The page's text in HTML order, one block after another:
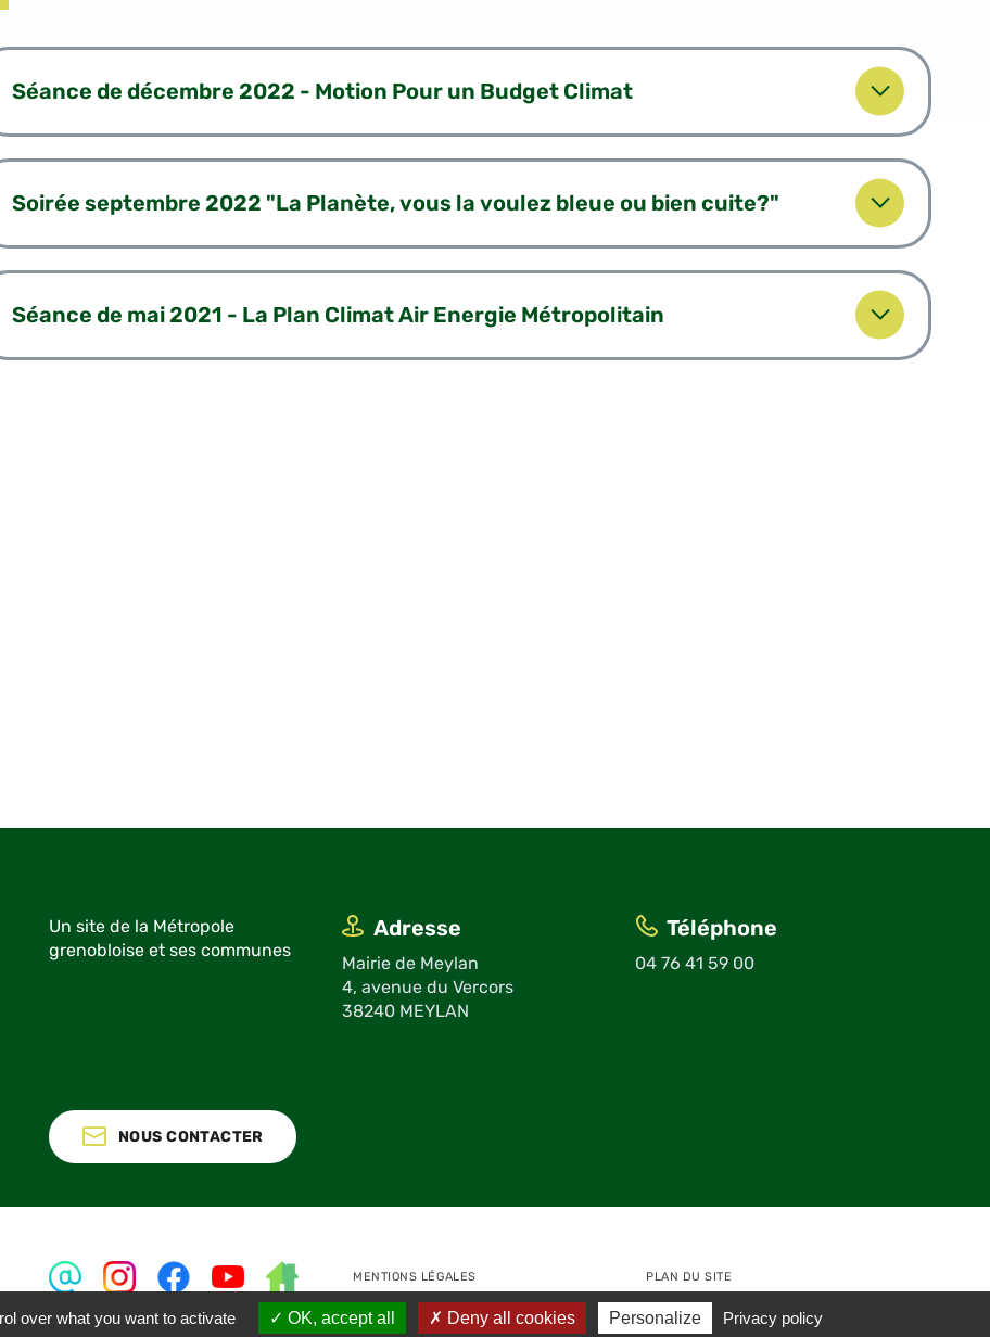
Séance de décembre 2022 - Motion Pour un Budget Climat
Soirée septembre 2022 "La Planète, vous la voulez bleue ou bien cuite?"
Séance de mai 2021 - La Plan Climat Air Energie Métropolitain
Un site de la Métropole
grenobloise et ses communes
Adresse
Mairie de Meylan
4, avenue du Vercors
38240 MEYLAN
Téléphone
04 76 41 59 00
NOUS CONTACTER
MENTIONS LÉGALES PLAN DU SITE
over what you want to activate OK, accept all Deny all cookies Personalize Privacy policy